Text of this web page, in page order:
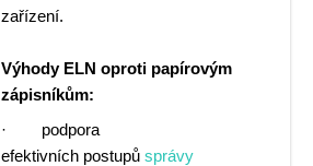
zařízení.
Výhody ELN oproti papírovým
zápisníkům:
· podpora
efektivních postupů správy